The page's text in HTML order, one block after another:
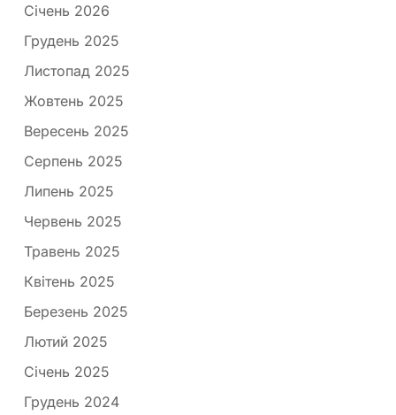
Січень 2026
Грудень 2025
Листопад 2025
Жовтень 2025
Вересень 2025
Серпень 2025
Липень 2025
Червень 2025
Травень 2025
Квітень 2025
Березень 2025
Лютий 2025
Січень 2025
Грудень 2024